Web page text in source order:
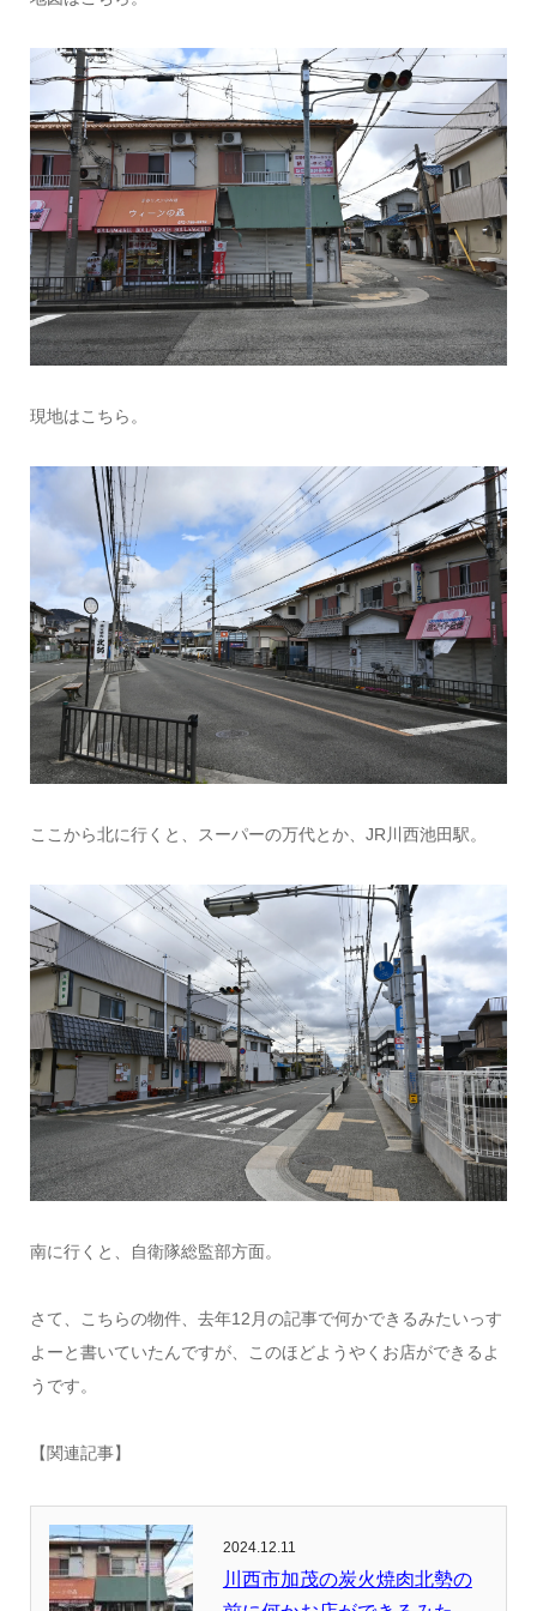
現地はこちら。
ここから北に行くと、スーパーの万代とか、JR川西池田駅。
南に行くと、自衛隊総監部方面。
さて、こちらの物件、去年12月の記事で何かできるみたいっす
よーと書いていたんですが、このほどようやくお店ができるよ
うです。
【関連記事】
2024.12.11
川西市加茂の炭火焼肉北勢の